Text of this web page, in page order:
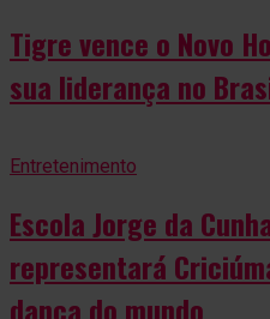
Tigre vence o Novo
sua liderança no
Entretenimento
Escola Jorge da
representará
dança do mundo